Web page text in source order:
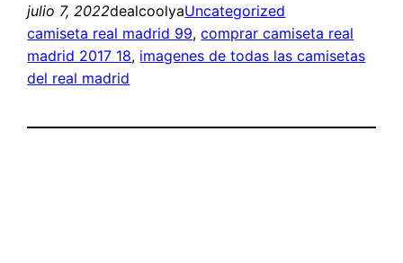
julio 7, 2022dealcoolyaUncategorized
camiseta real madrid 99, comprar camiseta real
madrid 2017 18, imagenes de todas las camisetas
del real madrid